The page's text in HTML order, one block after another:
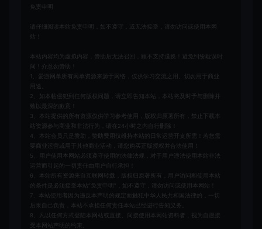
免责申明
请仔细阅读本站免责申明，如不遵守，或无法接受，请勿访问或使用本网
站！
本站内容均为虚拟内容，赞助后无法召回，顾不支持退换！避免纠纷耽误时
间！介意勿赞助！
1、爱游网单所有网单资源来源于网络，仅供学习交流之用。切勿用于商业
用途。
2、如本帖侵犯到任何版权问题，请立即告知本站，本站将及时予与删除并
致以最深的歉意！
3、本站提供的所有资源仅供学习参考使用，版权归原著所有，禁止下载本
站资源参与商业和非法行为，请在24小时之内自行删除！
4、本站会员只是赞助，赞助费用仅维持本站的日常运营开支所需！若您需
要商业运营或用于其他商业活动，请您购买正版授权并合法使用！
5、用户使用本网站必须遵守使用的法律法规，对于用户违法使用本站非法
运营而引起的一切责任由用户自行承担！
6、本站所有资源来自互联网转载，版权归原著所有，用户访问和使用本站
的条件是必须接受本站“免责申明”，如不遵守，请勿访问或使用本网站！
7、本站使用者因为违反本声明的规定而触犯中华人民共和国法律的，一切
后果自己负责，本站不承担任何责任本站已经进行告知义务。
8、凡以任何方式登陆本网站或直接、间接使用本网站资料者，视为自愿接
受本网站声明的约束。